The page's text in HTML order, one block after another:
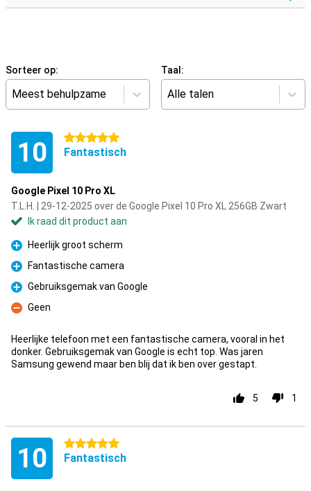
Sorteer op:
Meest behulpzame
Taal:
Alle talen
10 5 sterren
Fantastisch
Google Pixel 10 Pro XL
T.L.H. | 29-12-2025 over de Google Pixel 10 Pro XL 256GB Zwart
Ik raad dit product aan
Pluspunt
Heerlijk groot scherm
Pluspunt
Fantastische camera
Pluspunt
Gebruiksgemak van Google
Minpunt
Geen
Heerlijke telefoon met een fantastische camera, vooral in het
donker. Gebruiksgemak van Google is echt top. Was jaren
Samsung gewend maar ben blij dat ik ben over gestapt.
5 1
10 5 sterren
Fantastisch